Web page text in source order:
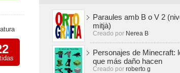
Paraules amb B o V 2
mitjà)
Creado por Nerea B
Personajes de Minecraft:
que más daño hacen
Creado por roberto g